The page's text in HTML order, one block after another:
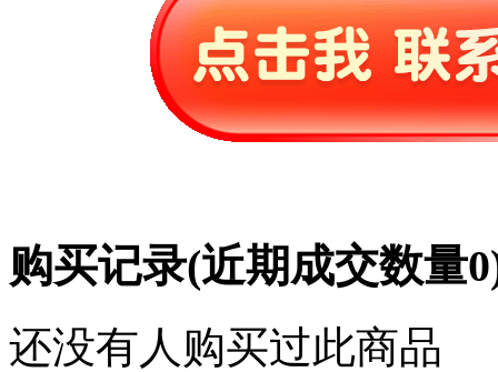
购买记录(近期成交数量0
还没有人购买过此商品